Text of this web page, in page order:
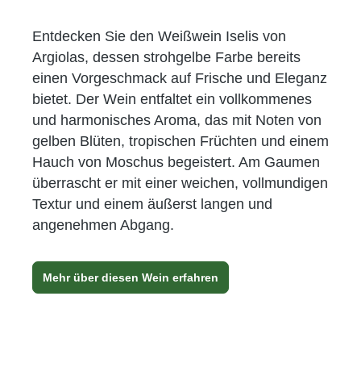
Entdecken Sie den Weißwein Iselis von
Argiolas, dessen strohgelbe Farbe bereits
einen Vorgeschmack auf Frische und Eleganz
bietet. Der Wein entfaltet ein vollkommenes
und harmonisches Aroma, das mit Noten von
gelben Blüten, tropischen Früchten und einem
Hauch von Moschus begeistert. Am Gaumen
überrascht er mit einer weichen, vollmundigen
Textur und einem äußerst langen und
angenehmen Abgang.
Mehr über diesen Wein erfahren